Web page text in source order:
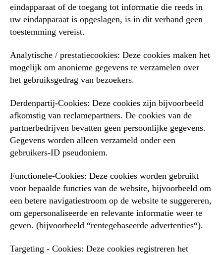
eindapparaat of de toegang tot informatie die reeds in
uw eindapparaat is opgeslagen, is in dit verband geen
toestemming vereist.
Analytische / prestatiecookies: Deze cookies maken het
mogelijk om anonieme gegevens te verzamelen over
het gebruiksgedrag van bezoekers.
Derdenpartij-Cookies: Deze cookies zijn bijvoorbeeld
afkomstig van reclamepartners. De cookies van de
partnerbedrijven bevatten geen persoonlijke gegevens.
Gegevens worden alleen verzameld onder een
gebruikers-ID pseudoniem.
Functionele-Cookies: Deze cookies worden gebruikt
voor bepaalde functies van de website, bijvoorbeeld om
een betere navigatiestroom op de website te suggereren,
om gepersonaliseerde en relevante informatie weer te
geven. (bijvoorbeeld “rentegebaseerde advertenties“).
Targeting - Cookies: Deze cookies registreren het